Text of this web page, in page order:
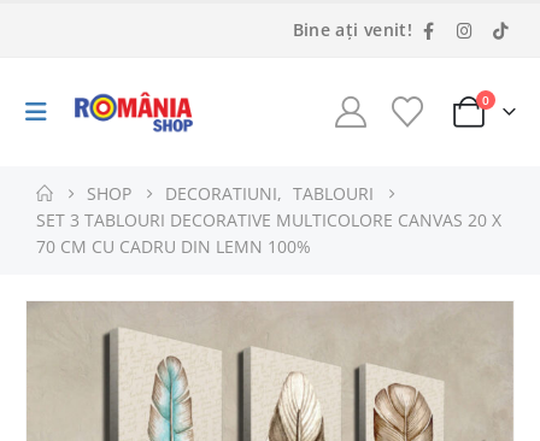
Bine ați venit!
0
SHOP DECORATIUNI, TABLOURI
SET 3 TABLOURI DECORATIVE MULTICOLORE CANVAS 20 X
70 CM CU CADRU DIN LEMN 100%